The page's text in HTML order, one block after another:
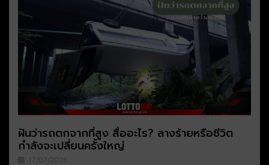
ฝันว่ารถตกจากที่สูง สื่ออะไร? ลางร้ายหรือชีวิต
กำลังจะเปลี่ยนครั้งใหญ่
17/07/2026